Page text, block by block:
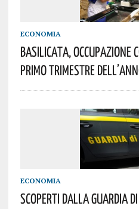
ECONOMIA
BASILICATA, OCCUPAZIONE
PRIMO TRIMESTRE
ECONOMIA
SCOPERTI DALLA GUARDIA